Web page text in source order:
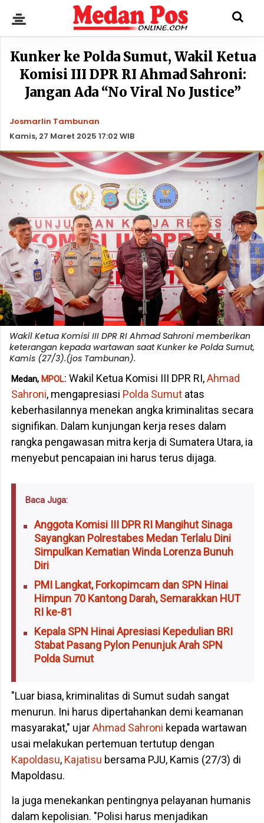
Kunker ke Polda Sumut, Wakil Ketua
Komisi III DPR RI Ahmad Sahroni:
Jangan Ada “No Viral No Justice”
Josmarlin Tambunan
Kamis, 27 Maret 2025 17:02 WIB
Wakil Ketua Komisi III DPR RI Ahmad Sahroni memberikan
keterangan kepada wartawan saat Kunker ke Polda Sumut,
Kamis (27/3).(jos Tambunan).
Medan, MPOL: Wakil Ketua Komisi III DPR RI,Ahmad
Sahroni, mengapresiasi Polda Sumutatas
keberhasilannya menekan angka kriminalitas secara
signifikan. Dalam kunjungan kerja reses dalam
rangka pengawasan mitra kerja di Sumatera Utara, ia
menyebut pencapaian ini harus terus dijaga.
Baca Juga:
Anggota Komisi III DPR RI Mangihut Sinaga
Sayangkan Polrestabes Medan Terlalu Dini
Simpulkan Kematian Winda Lorenza Bunuh
Diri
PMI Langkat, Forkopimcam dan SPN Hinai
Himpun 70 Kantong Darah, Semarakkan HUT
RI ke-81
Kepala SPN Hinai Apresiasi Kepedulian BRI
Stabat Pasang Pylon Penunjuk Arah SPN
Polda Sumut
"Luar biasa, kriminalitas di Sumut sudah sangat
menurun. Ini harus dipertahankan demi keamanan
masyarakat," ujarAhmad Sahroni kepada wartawan
usai melakukan pertemuan tertutup dengan
Kapoldasu,Kajatisu bersama PJU, Kamis (27/3) di
Mapoldasu.
Ia juga menekankan pentingnya pelayanan humanis
dalam kepolisian. "Polisi harus menjadikan